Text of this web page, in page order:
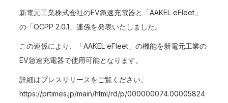
新電元工業株式会社のEV急速充電器と「AAKEL eFleet」
の「OCPP 2.0.1」連係を発表いたしました。
この連係により、「AAKEL eFleet」の機能を新電元工業の
EV急速充電器で使用可能となります。
詳細はプレスリリースをご覧ください。
https://prtimes.jp/main/html/rd/p/000000074.00005824